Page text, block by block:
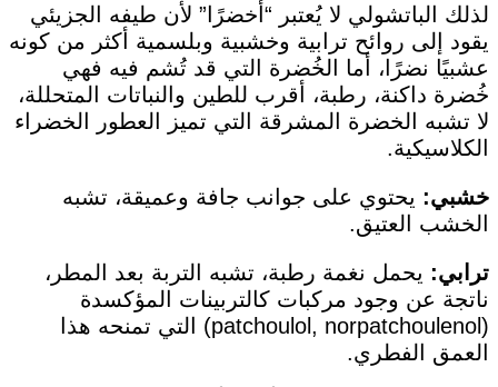
لذلك الباتشولي لا يُعتبر “أخضرًا” لأن طيفه الجزيئي
يقود إلى روائح ترابية وخشبية وبلسمية أكثر من كونه
عشبيًا نضرًا، أما الخُضرة التي قد تُشم فيه فهي
خُضرة داكنة، رطبة، أقرب للطين والنباتات المتحللة،
لا تشبه الخضرة المشرقة التي تميز العطور الخضراء
الكلاسيكية.
خشبي: يحتوي على جوانب جافة وعميقة، تشبه
الخشب العتيق.
ترابي: يحمل نغمة رطبة، تشبه التربة بعد المطر،
ناتجة عن وجود مركبات كالتربينات المؤكسدة
(patchoulol, norpatchoulenol) التي تمنحه هذا
العمق الفطري.